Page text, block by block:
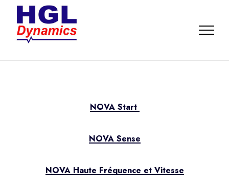
NOVA Start
NOVA Sense
NOVA Haute Fréquence et Vitesse